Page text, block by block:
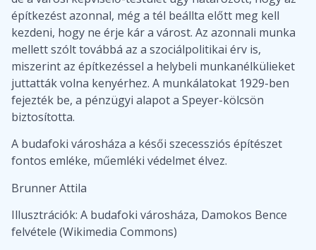
építkezést azonnal, még a tél beállta előtt meg kell
kezdeni, hogy ne érje kár a várost. Az azonnali munka
mellett szólt továbbá az a szociálpolitikai érv is,
miszerint az építkezéssel a helybeli munkanélkülieket
juttatták volna kenyérhez. A munkálatokat 1929-ben
fejezték be, a pénzügyi alapot a Speyer-kölcsön
biztosította.
A budafoki városháza a késői szecessziós építészet
fontos emléke, műemléki védelmet élvez.
Brunner Attila
Illusztrációk: A budafoki városháza, Damokos Bence
felvétele (Wikimedia Commons)